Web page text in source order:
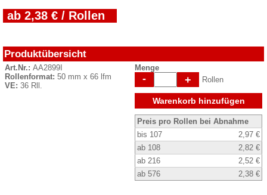
ab 2,38 € / Rollen
Produktübersicht
Art.Nr.: AA2899I
Rollenformat: 50 mm x 66 lfm
VE: 36 Rll.
Menge
- + Rollen
Warenkorb hinzufügen
Preis pro Rollen bei Abnahme
bis 107
2,97 €
ab 108
2,82 €
ab 216
2,52 €
ab 576
2,38 €